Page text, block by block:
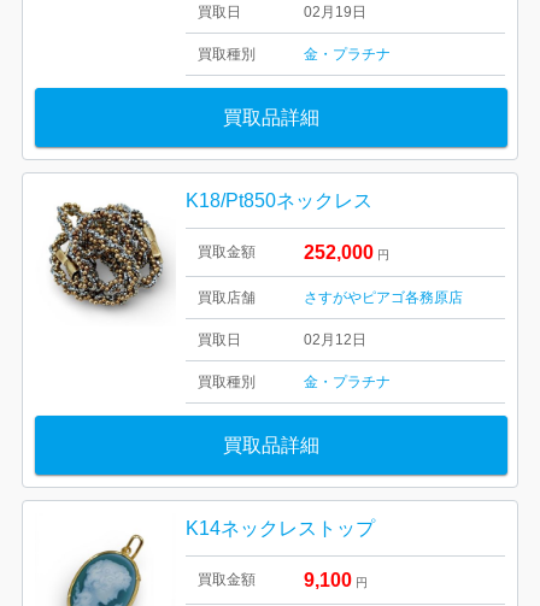
買取日 02月19日
買取種別 金・プラチナ
買取品詳細
K18/Pt850ネックレス
買取金額 252,000 円
買取店舗 さすがやピアゴ各務原店
買取日 02月12日
買取種別 金・プラチナ
買取品詳細
K14ネックレストップ
買取金額 9,100 円